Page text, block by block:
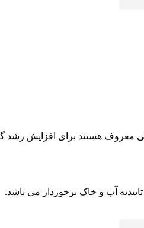
معروف هستند برای افزایش رشد
آب و خاک برخوردار می باشد.